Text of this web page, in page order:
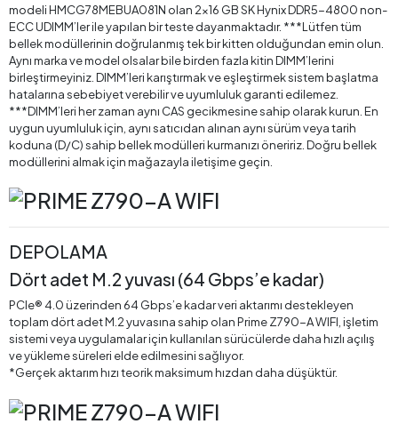
modeli HMCG78MEBUA081N olan 2x16 GB SK Hynix DDR5-4800 non-
ECC UDIMM’ler ile yapılan bir teste dayanmaktadır. ***Lütfen tüm
bellek modüllerinin doğrulanmış tek bir kitten olduğundan emin olun.
Aynı marka ve model olsalar bile birden fazla kitin DIMM’lerini
birleştirmeyiniz. DIMM’leri karıştırmak ve eşleştirmek sistem başlatma
hatalarına sebebiyet verebilir ve uyumluluk garanti edilemez.
***DIMM’leri her zaman aynı CAS gecikmesine sahip olarak kurun. En
uygun uyumluluk için, aynı satıcıdan alınan aynı sürüm veya tarih
koduna (D/C) sahip bellek modülleri kurmanızı öneririz. Doğru bellek
modüllerini almak için mağazayla iletişime geçin.
DEPOLAMA
Dört adet M.2 yuvası (64 Gbps’e kadar)
PCIe® 4.0 üzerinden 64 Gbps’e kadar veri aktarımı destekleyen
toplam dört adet M.2 yuvasına sahip olan Prime Z790-A WIFI, işletim
sistemi veya uygulamalar için kullanılan sürücülerde daha hızlı açılış
ve yükleme süreleri elde edilmesini sağlıyor.
*Gerçek aktarım hızı teorik maksimum hızdan daha düşüktür.